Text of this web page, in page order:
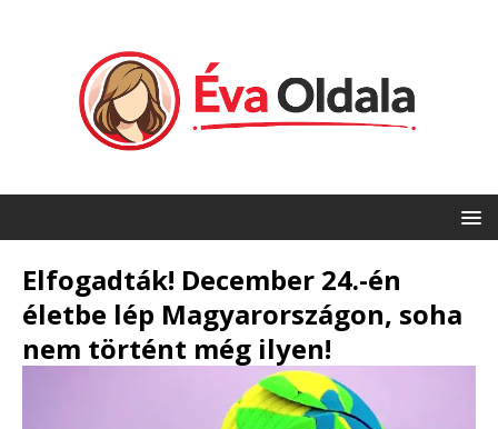
Elfogadták! December 24.-én
életbe lép Magyarországon, soha
nem történt még ilyen!